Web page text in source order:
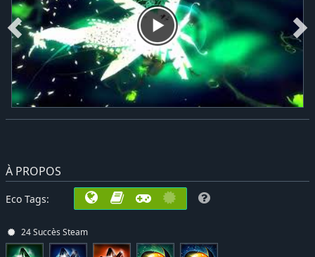
À PROPOS
Eco Tags:
24 Succès Steam